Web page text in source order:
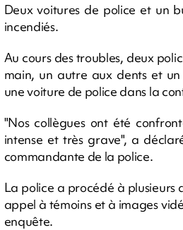
Deux voitures de police et un
incendiés.
Au cours des troubles, deux
main, un autre aux dents et
une voiture de police dans la
"Nos collègues ont été
intense et très grave", a
commandante de la police.
La police a procédé à plusieurs
appel à témoins et à images
enquête.